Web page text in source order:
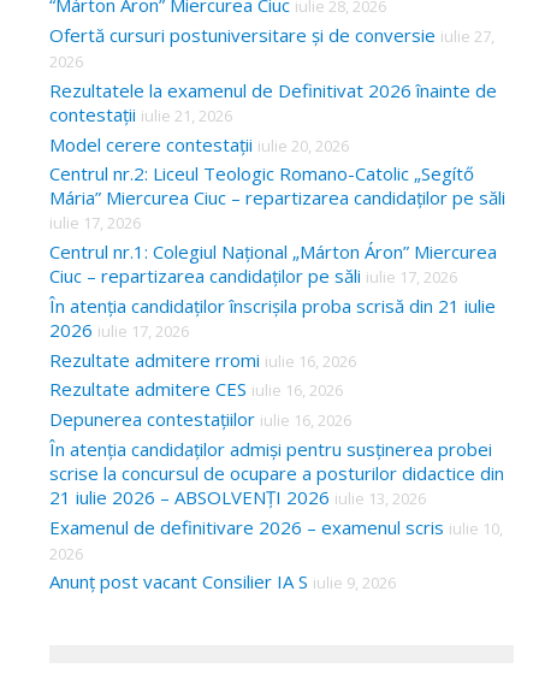
“Márton Áron” Miercurea Ciuc iulie 28, 2026
Ofertă cursuri postuniversitare și de conversie iulie 27,
2026
Rezultatele la examenul de Definitivat 2026 înainte de
contestații iulie 21, 2026
Model cerere contestații iulie 20, 2026
Centrul nr.2: Liceul Teologic Romano-Catolic „Segítő
Mária” Miercurea Ciuc – repartizarea candidaților pe săli
iulie 17, 2026
Centrul nr.1: Colegiul Național „Márton Áron” Miercurea
Ciuc – repartizarea candidaților pe săli iulie 17, 2026
În atenția candidaților înscrișila proba scrisă din 21 iulie
2026 iulie 17, 2026
Rezultate admitere rromi iulie 16, 2026
Rezultate admitere CES iulie 16, 2026
Depunerea contestațiilor iulie 16, 2026
În atenția candidaților admiși pentru susținerea probei
scrise la concursul de ocupare a posturilor didactice din
21 iulie 2026 – ABSOLVENȚI 2026 iulie 13, 2026
Examenul de definitivare 2026 – examenul scris iulie 10,
2026
Anunț post vacant Consilier IA S iulie 9, 2026